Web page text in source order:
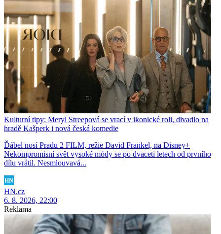
Kulturní tipy: Meryl Streepová se vrací v ikonické roli, divadlo na
hradě Kašperk i nová česká komedie
Ďábel nosí Pradu 2 FILM, režie David Frankel, na Disney+
Nekompromisní svět vysoké módy se po dvaceti letech od prvního
dílu vrátil. Nesmlouvavá...
HN.cz
6. 8. 2026, 22:00
Reklama